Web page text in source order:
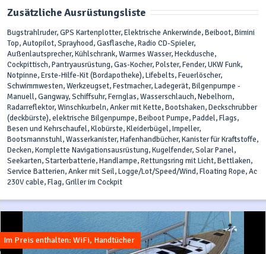
Zusätzliche Ausrüstungsliste
Bugstrahlruder, GPS Kartenplotter, Elektrische Ankerwinde, Beiboot, Bimini
Top, Autopilot, Sprayhood, Gasflasche, Radio CD-Spieler,
Außenlautsprecher, Kühlschrank, Warmes Wasser, Heckdusche,
Cockpittisch, Pantryausrüstung, Gas-Kocher, Polster, Fender, UKW Funk,
Notpinne, Erste-Hilfe-Kit (Bordapotheke), Lifebelts, Feuerlöscher,
Schwimmwesten, Werkzeugset, Festmacher, Ladegerät, Bilgenpumpe -
Manuell, Gangway, Schiffsuhr, Fernglas, Wasserschlauch, Nebelhorn,
Radarreflektor, Winschkurbeln, Anker mit Kette, Bootshaken, Deckschrubber
(deckbürste), elektrische Bilgenpumpe, Beiboot Pumpe, Paddel, Flags,
Besen und Kehrschaufel, Klobürste, Kleiderbügel, Impeller,
Bootsmannstuhl, Wasserkanister, Hafenhandbücher, Kanister für Kraftstoffe,
Decken, Komplette Navigationsausrüstung, Kugelfender, Solar Panel,
Seekarten, Starterbatterie, Handlampe, Rettungsring mit Licht, Bettlaken,
Service Batterien, Anker mit Seil, Logge/Lot/Speed/Wind, Floating Rope, Ac
230V cable, Flag, Griller im Cockpit
Im Preis enthalten: WiFi, Handtücher